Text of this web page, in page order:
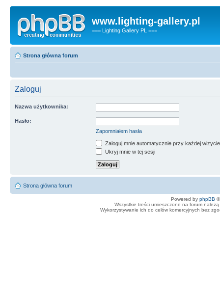
www.lighting-gallery.pl
=== Lighting Gallery PL ===
Strona główna forum
Zaloguj
Nazwa użytkownika:
Hasło:
Zapomniałem hasła
Zaloguj mnie automatycznie przy każdej wizycie
Ukryj mnie w tej sesji
Strona główna forum
Powered by phpBB
Wszystkie treści umieszczone na forum
Wykorzystywanie ich do celów komercyjnych bez